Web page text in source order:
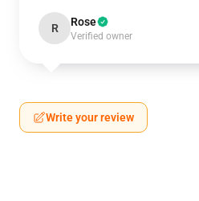
R Rose
Verified owner
Write your review